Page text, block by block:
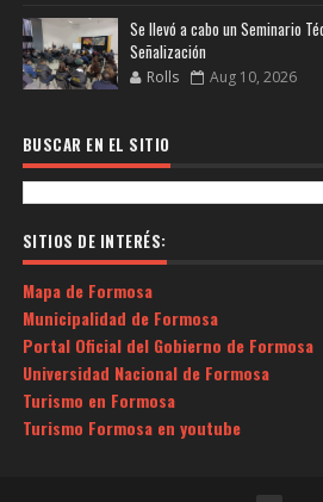
Se llevó a cabo un Seminario
Señalización
Rolls Aug 10, 2026
BUSCAR EN EL SITIO
SITIOS DE INTERÉS:
Mapa de Formosa
Municipalidad de Formosa
Portal Oficial del Gobierno de Formosa
Universidad Nacional de Formosa
Turismo en Formosa
Turismo Formosa en youtube